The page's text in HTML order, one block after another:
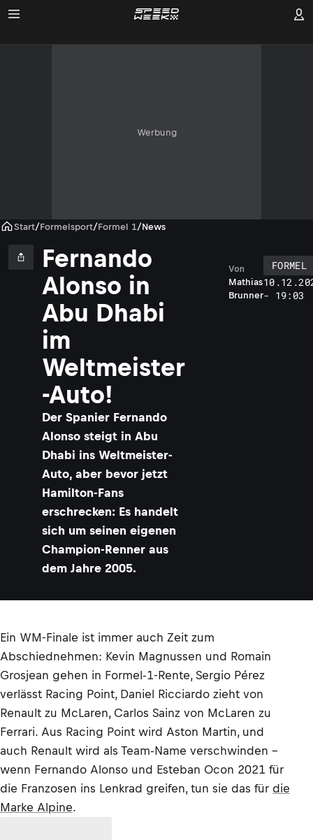
Werbung
Start/Formelsport/Formel 1/News
Fernando
Alonso in
Abu Dhabi
im
Weltmeister
-Auto!
​Der Spanier Fernando
Alonso steigt in Abu
Dhabi ins Weltmeister-
Auto, aber bevor jetzt
Hamilton-Fans
erschrecken: Es handelt
sich um seinen eigenen
Champion-Renner aus
dem Jahre 2005.
Mathias
Brunner
Von
FORMEL
- 19:03
Ein WM-Finale ist immer auch Zeit zum
Abschiednehmen: Kevin Magnussen und Romain
Grosjean gehen in Formel-1-Rente, Sergio Pérez
verlässt Racing Point, Daniel Ricciardo zieht von
Renault zu McLaren, Carlos Sainz von McLaren zu
Ferrari. Aus Racing Point wird Aston Martin, und
auch Renault wird als Team-Name verschwinden –
wenn Fernando Alonso und Esteban Ocon 2021 für
die Franzosen ins Lenkrad greifen, tun sie das für die
Marke Alpine.